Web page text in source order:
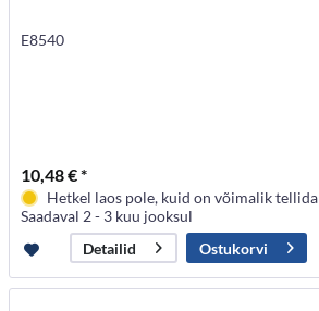
E8540
10,48 € *
Hetkel laos pole, kuid on võimalik tellida
Saadaval 2 - 3 kuu jooksul
Detailid
Ostukorvi